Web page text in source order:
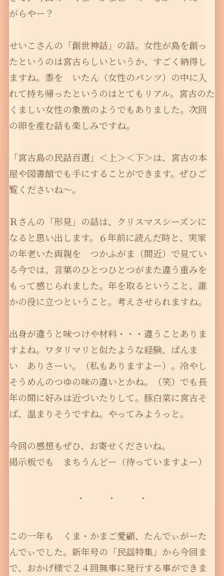
がらやー？
せいこさんの「創世神話」の話。女性が島を創っ
たというのは宮古らしいというか、すごく納得し
ますね。黍を いたん（女性のパンツ）の中に入
れて持ち帰ったというのはとてもリアル。宮古のた
くましい女性の象徴のようでもありました。次回
の卵を産む話も楽しみですね。
「宮古島の民話百選」＜上＞＜下＞は、宮古の本
屋や図書館でも手にすることができます。ぜひご
覧くださいね〜。
Ｒさんの「形見」の話は、クリスマスシーズンに
なると思い出します。６年前に読んだ時と、実家
の年老いた両親を つかふがま（間近）で見てい
る今では、言葉のひとつひとつがまた違う重みを
もって感じられました。年を取るということ、誰
かの役に立つということ。考えさせられますね。
出身が違うと味つけや材料・・・違うことありま
すよね。ワタリマリと似たような経験、ばんま
い ありさーい。（私もありますよー）。冷やし
そうめんのつゆの味の違いとかね。（笑）でも長
年の間に好みは近づいたりして。豚白菜に宮古そ
ば、温まりそうですね。やってみようっと。
今回の感想もぜひ、お寄せくださいね。
掲示板でも まちうんどー（待っていますよー）
この一年も くま・かまご愛顧、たんでぃがーた
んでぃでした。新年号の「民謡特集」から今回ま
で、おかげ様で２４回無事に発行する事ができま